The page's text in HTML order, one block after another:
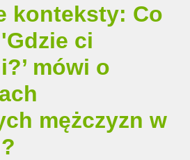
konteksty: Co
ci
mówi o
mężczyzn w